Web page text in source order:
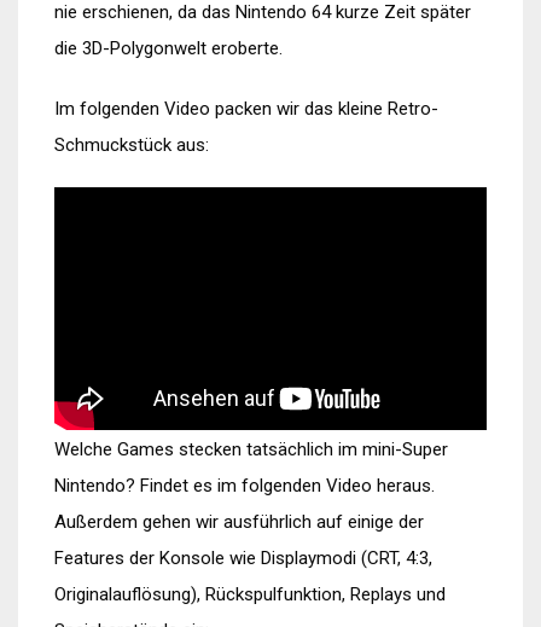
nie erschienen, da das Nintendo 64 kurze Zeit später
die 3D-Polygonwelt eroberte.
Im folgenden Video packen wir das kleine Retro-
Schmuckstück aus:
Welche Games stecken tatsächlich im mini-Super
Nintendo? Findet es im folgenden Video heraus.
Außerdem gehen wir ausführlich auf einige der
Features der Konsole wie Displaymodi (CRT, 4:3,
Originalauflösung), Rückspulfunktion, Replays und